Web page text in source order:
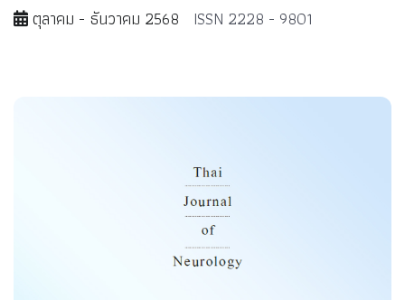
ตุลาคม - ธันวาคม 2568 ISSN 2228 - 9801